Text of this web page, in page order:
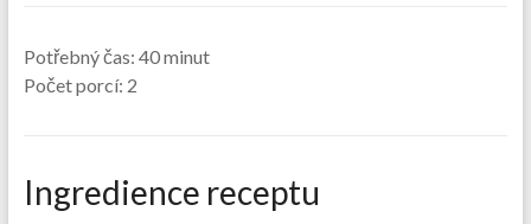
Potřebný čas: 40 minut
Počet porcí: 2
Ingredience receptu